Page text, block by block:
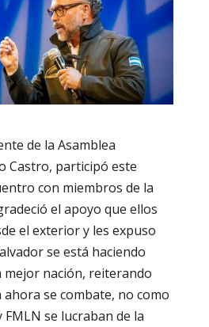
de la Asamblea
Castro, participó este
con miembros de la
el apoyo que ellos
el exterior y les expuso
se está haciendo
nación, reiterando
ahora se combate, no como
FMLN se lucraban de la